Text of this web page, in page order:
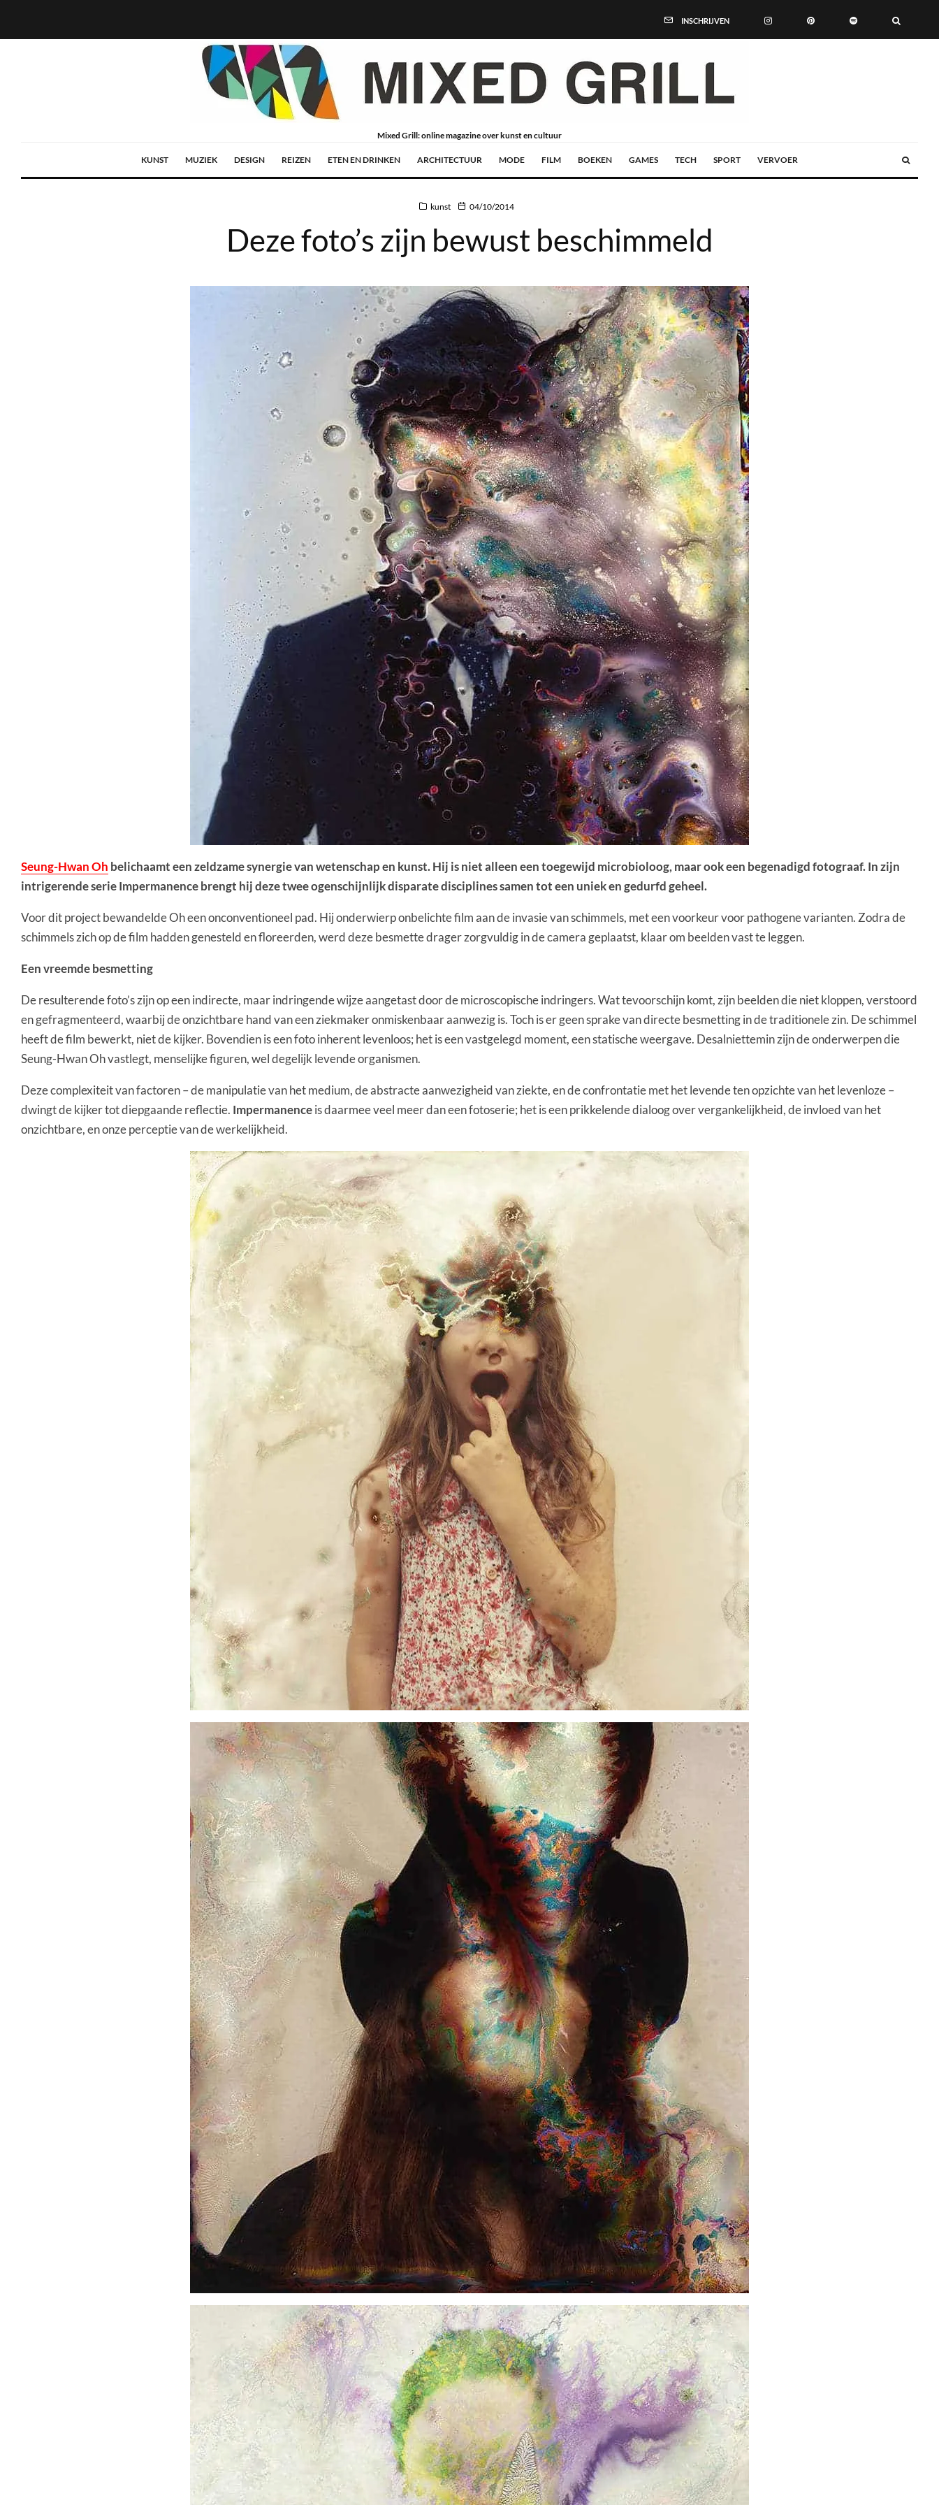
INSCHRIJVEN
Mixed Grill: online magazine over kunst en cultuur
KUNST MUZIEK DESIGN REIZEN ETEN EN DRINKEN ARCHITECTUUR MODE FILM BOEKEN GAMES TECH SPORT VERVOER
kunst 04/10/2014
Deze foto’s zijn bewust beschimmeld
Seung-Hwan Oh belichaamt een zeldzame synergie van wetenschap en kunst. Hij is niet alleen een toegewijd microbioloog, maar ook een begenadigd fotograaf. In zijn
intrigerende serieImpermanencebrengt hij deze twee ogenschijnlijk disparate disciplines samen tot een uniek en gedurfd geheel.
Voor dit project bewandelde Oh een onconventioneel pad. Hij onderwierp onbelichte film aan de invasie van schimmels, met een voorkeur voor pathogene varianten. Zodra de
schimmels zich op de film hadden genesteld en floreerden, werd deze besmette drager zorgvuldig in de camera geplaatst, klaar om beelden vast te leggen.
Een vreemde besmetting
De resulterende foto’s zijn op een indirecte, maar indringende wijze aangetast door de microscopische indringers. Wat tevoorschijn komt, zijn beelden die niet kloppen, verstoord
en gefragmenteerd, waarbij de onzichtbare hand van een ziekmaker onmiskenbaar aanwezig is. Toch is er geen sprake van directe besmetting in de traditionele zin. De schimmel
heeft de film bewerkt, niet de kijker. Bovendien is een foto inherent levenloos; het is een vastgelegd moment, een statische weergave. Desalniettemin zijn de onderwerpen die
Seung-Hwan Oh vastlegt, menselijke figuren, wel degelijk levende organismen.
Deze complexiteit van factoren – de manipulatie van het medium, de abstracte aanwezigheid van ziekte, en de confrontatie met het levende ten opzichte van het levenloze –
dwingt de kijker tot diepgaande reflectie. Impermanenceis daarmee veel meer dan een fotoserie; het is een prikkelende dialoog over vergankelijkheid, de invloed van het
onzichtbare, en onze perceptie van de werkelijkheid.